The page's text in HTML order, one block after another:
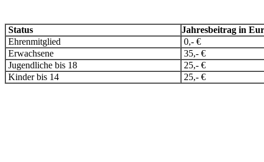
Status
Jahresbeitrag in
Ehrenmitglied
0,- €
Erwachsene
35,- €
Jugendliche bis 18
25,- €
Kinder bis 14
25,- €